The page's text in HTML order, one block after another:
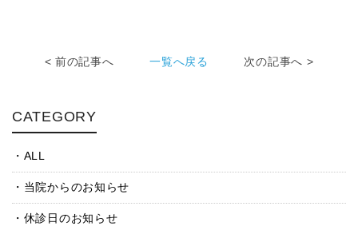
< 前の記事へ 一覧へ戻る 次の記事へ >
CATEGORY
ALL
当院からのお知らせ
休診日のお知らせ